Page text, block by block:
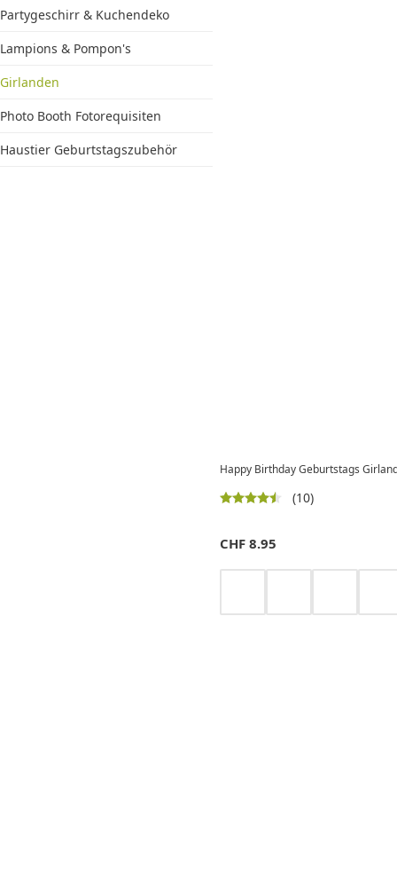
Partygeschirr & Kuchendeko
Lampions & Pompon's
Girlanden
Photo Booth Fotorequisiten
Haustier Geburtstagszubehör
Happy Birthday Geburtstags
(10)
CHF 8.95